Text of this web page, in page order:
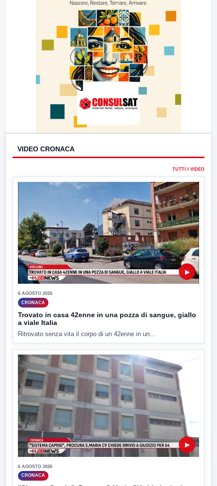
VIDEO CRONACA
TUTTI I VIDEO
▶
6 AGOSTO 2026
CRONACA
Trovato in casa 42enne in una pozza di sangue, giallo
a viale Italia
Ritrovato senza vita il corpo di un 42enne in un...
▶
6 AGOSTO 2026
CRONACA